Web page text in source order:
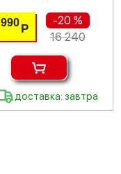
990 Р
-20 %
16 240
доставка: завтра